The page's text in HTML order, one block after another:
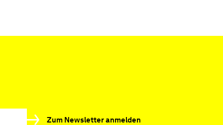
Zum Newsletter anmelden